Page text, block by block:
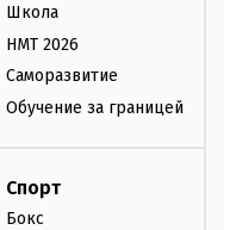
Школа
НМТ 2026
Саморазвитие
Обучение за границей
Спорт
Бокс